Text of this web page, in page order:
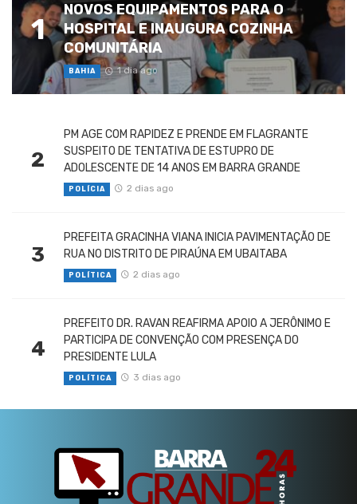
1
NOVOS EQUIPAMENTOS PARA O
HOSPITAL E INAUGURA COZINHA
COMUNITÁRIA
BAHIA 1 dia ago
2
PM AGE COM RAPIDEZ E PRENDE EM FLAGRANTE
SUSPEITO DE TENTATIVA DE ESTUPRO DE
ADOLESCENTE DE 14 ANOS EM BARRA GRANDE
POLÍCIA 2 dias ago
3
PREFEITA GRACINHA VIANA INICIA PAVIMENTAÇÃO DE
RUA NO DISTRITO DE PIRAÚNA EM UBAITABA
POLÍTICA 2 dias ago
4
PREFEITO DR. RAVAN REAFIRMA APOIO A JERÔNIMO E
PARTICIPA DE CONVENÇÃO COM PRESENÇA DO
PRESIDENTE LULA
POLÍTICA 3 dias ago